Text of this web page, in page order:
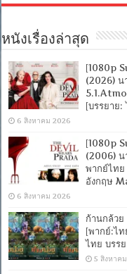
หนังเรื่องล่าสุด
[1080p
(2026) น
[บรรยาย
6 สิงหาคม 2026
[1080p
(2006) น
พากย์ไท
อังกฤษ
6 สิงหาคม 2026
ก้านกล้ว
[พากย์:ไ
ไทย บรร
5 สิงหาค